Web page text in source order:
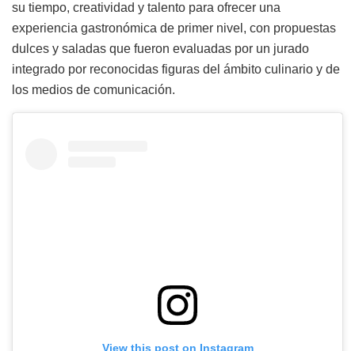
su tiempo, creatividad y talento para ofrecer una
experiencia gastronómica de primer nivel, con propuestas
dulces y saladas que fueron evaluadas por un jurado
integrado por reconocidas figuras del ámbito culinario y de
los medios de comunicación.
View this post on Instagram